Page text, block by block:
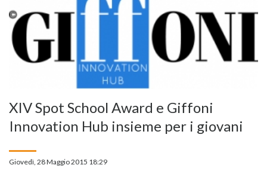
XIV Spot School Award e Giffoni
Innovation Hub insieme per i giovani
Giovedì, 28 Maggio 2015 18:29